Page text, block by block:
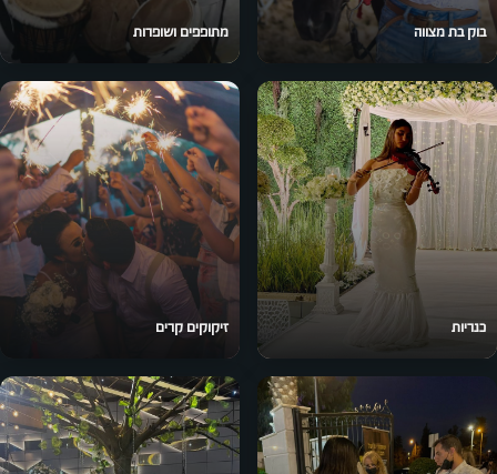
בוק בת מצווה מתופפים ושופרות
כנריות זיקוקים קרים